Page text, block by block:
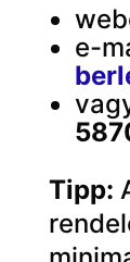
e-
Tipp: